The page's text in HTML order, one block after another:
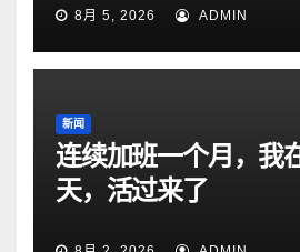
8月 5, 2026 ADMIN
新闻
连续加班一个月，我
天，活过来了